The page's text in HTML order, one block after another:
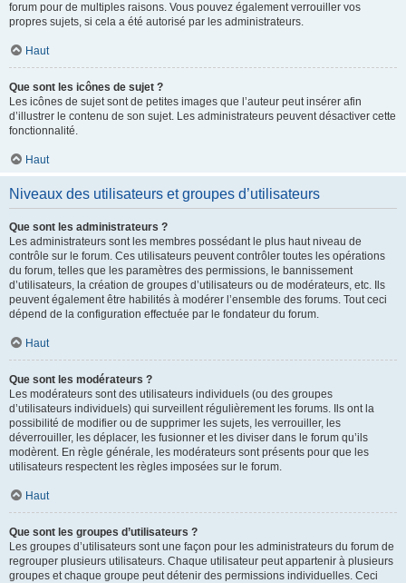
forum pour de multiples raisons. Vous pouvez également verrouiller vos
propres sujets, si cela a été autorisé par les administrateurs.
Haut
Que sont les icônes de sujet ?
Les icônes de sujet sont de petites images que l’auteur peut insérer afin
d’illustrer le contenu de son sujet. Les administrateurs peuvent désactiver cette
fonctionnalité.
Haut
Niveaux des utilisateurs et groupes d’utilisateurs
Que sont les administrateurs ?
Les administrateurs sont les membres possédant le plus haut niveau de
contrôle sur le forum. Ces utilisateurs peuvent contrôler toutes les opérations
du forum, telles que les paramètres des permissions, le bannissement
d’utilisateurs, la création de groupes d’utilisateurs ou de modérateurs, etc. Ils
peuvent également être habilités à modérer l’ensemble des forums. Tout ceci
dépend de la configuration effectuée par le fondateur du forum.
Haut
Que sont les modérateurs ?
Les modérateurs sont des utilisateurs individuels (ou des groupes
d’utilisateurs individuels) qui surveillent régulièrement les forums. Ils ont la
possibilité de modifier ou de supprimer les sujets, les verrouiller, les
déverrouiller, les déplacer, les fusionner et les diviser dans le forum qu’ils
modèrent. En règle générale, les modérateurs sont présents pour que les
utilisateurs respectent les règles imposées sur le forum.
Haut
Que sont les groupes d’utilisateurs ?
Les groupes d’utilisateurs sont une façon pour les administrateurs du forum de
regrouper plusieurs utilisateurs. Chaque utilisateur peut appartenir à plusieurs
groupes et chaque groupe peut détenir des permissions individuelles. Ceci